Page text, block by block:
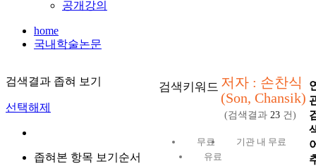
공개강의
home
국내학술논문
검색결과 좁혀 보기
선택해제
좁혀본 항목 보기순서
검색키워드 저자 : 손찬식
(Son, Chansik)
(검색결과 23 건)
무료
기관 내 무료
유료